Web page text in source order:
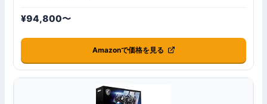
¥94,800〜
Amazonで価格を見る